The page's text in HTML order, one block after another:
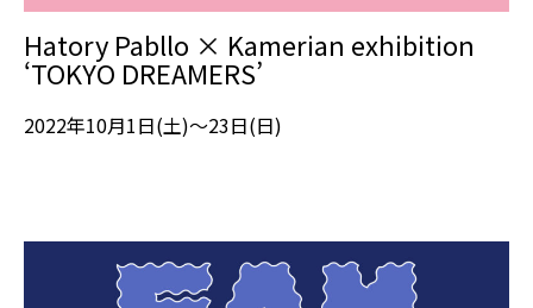
Hatory Pabllo × Kamerian exhibition
‘TOKYO DREAMERS’
2022年10月1日(土)～23日(日)